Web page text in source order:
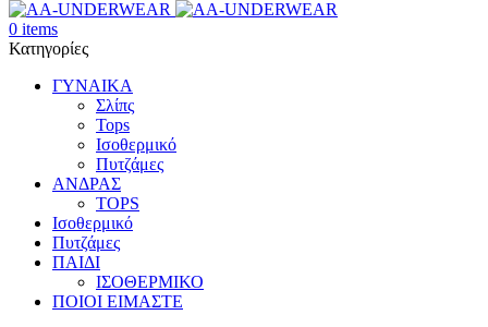
0 items
Κατηγορίες
ΓΥΝΑΙΚΑ
Σλίπς
Tops
Ισοθερμικό
Πυτζάμες
ΑΝΔΡΑΣ
TOPS
Ισοθερμικό
Πυτζάμες
ΠΑΙΔΙ
ΙΣΟΘΕΡΜΙΚΟ
ΠΟΙΟΙ ΕΙΜΑΣΤΕ